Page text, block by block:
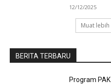
12/12/2025
Muat
BERITA TERBARU
Program